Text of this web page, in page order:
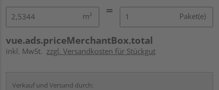
m² Paket(e)
vue.ads.priceMerchantBox.total
inkl. MwSt. zzgl. Versandkosten für Stückgut
Verkauf und Versand durch: